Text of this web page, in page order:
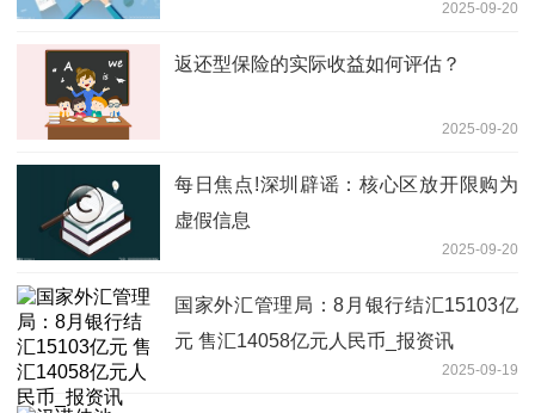
2025-09-20
返还型保险的实际收益如何评估？
2025-09-20
每日焦点!深圳辟谣：核心区放开限购为
虚假信息
2025-09-20
国家外汇管理局：8月银行结汇15103亿
元 售汇14058亿元人民币_报资讯
2025-09-19